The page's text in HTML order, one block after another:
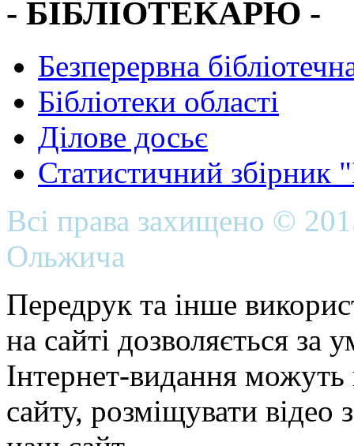
- БІБЛІОТЕКАРЮ -
Безперервна
Бібліотеки області
Ділове досьє
Статистичний
Всі права захищено ©
Ольжича
Передрук та інше
на сайті дозволяється
Інтернет-видання можуть
сайту, розміщувати відео